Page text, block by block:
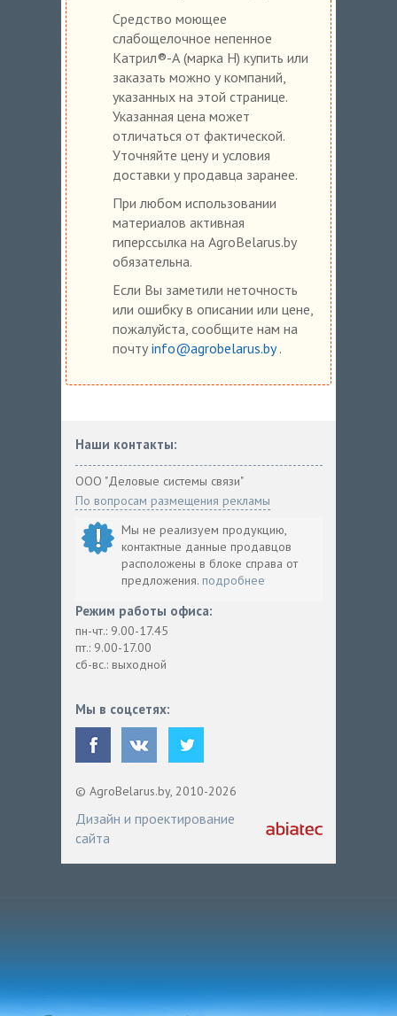
Средство моющее
слабощелочное непенное
Катрил®-А (марка Н) купить или
заказать можно у компаний,
указанных на этой странице.
Указанная цена может
отличаться от фактической.
Уточняйте цену и условия
доставки у продавца заранее.
При любом использовании
материалов активная
гиперссылка на AgroBelarus.by
обязательна.
Если Вы заметили неточность
или ошибку в описании или цене,
пожалуйста, сообщите нам на
почту info@agrobelarus.by.
Наши контакты:
ООО "Деловые системы связи"
По вопросам размещения рекламы
Мы не реализуем продукцию,
контактные данные продавцов
расположены в блоке справа от
предложения. подробнее
Режим работы офиса:
пн-чт.: 9.00-17.45
пт.: 9.00-17.00
сб-вс.: выходной
Мы в соцсетях:
© AgroBelarus.by, 2010-2026
Дизайн и проектирование
сайта